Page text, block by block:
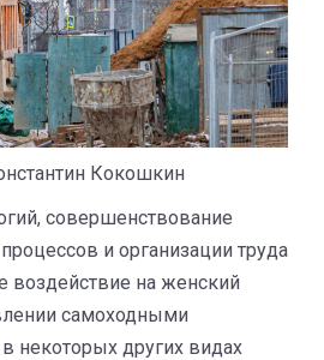
Кокошкин
совершенствование
и организации труда
воздействие на женский
самоходными
некоторых других видах